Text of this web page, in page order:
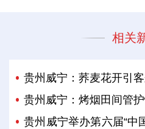
相关
贵州威宁：荞麦花开引
贵州威宁：烤烟田间管
贵州威宁举办第六届“中